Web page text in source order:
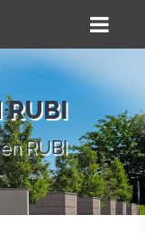
RUBI
RUBI